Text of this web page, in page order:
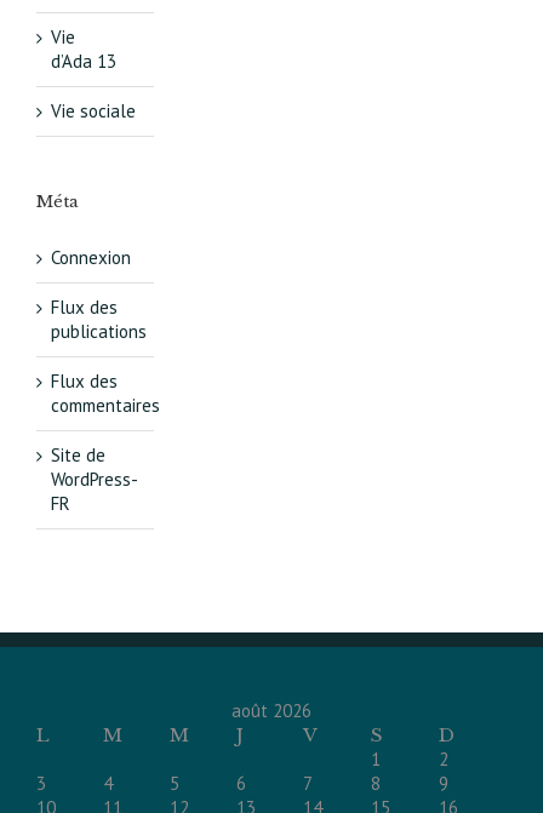
Vie
d’Ada 13
Vie sociale
Méta
Connexion
Flux des
publications
Flux des
commentaires
Site de
WordPress-
FR
août 2026
L
M M J V S
D
1
2
3
4 5 6 7 8
9
10
11 12 13 14 15 16